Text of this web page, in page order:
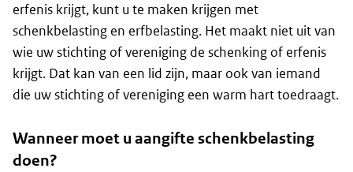
erfenis krijgt, kunt u te maken krijgen met
schenkbelasting en erfbelasting. Het maakt niet uit van
wie uw stichting of vereniging de schenking of erfenis
krijgt. Dat kan van een lid zijn, maar ook van iemand
die uw stichting of vereniging een warm hart toedraagt.
Wanneer moet u aangifte schenkbelasting
doen?